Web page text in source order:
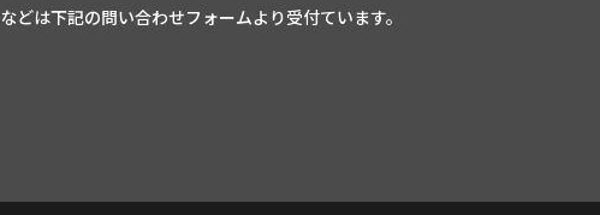
などは下記の問い合わせフォームより受付ています。